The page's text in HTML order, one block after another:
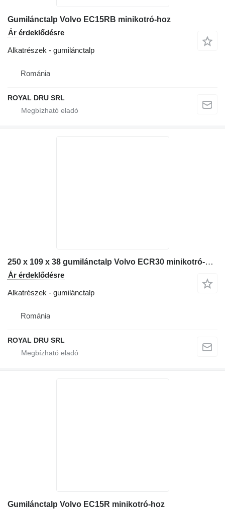
Gumilánctalp Volvo EC15RB minikotró-hoz
Ár érdeklődésre
Alkatrészek - gumilánctalp
Románia
ROYAL DRU SRL
250 x 109 x 38 gumilánctalp Volvo ECR30 minikotró-hoz
Ár érdeklődésre
Alkatrészek - gumilánctalp
Románia
ROYAL DRU SRL
Gumilánctalp Volvo EC15R minikotró-hoz